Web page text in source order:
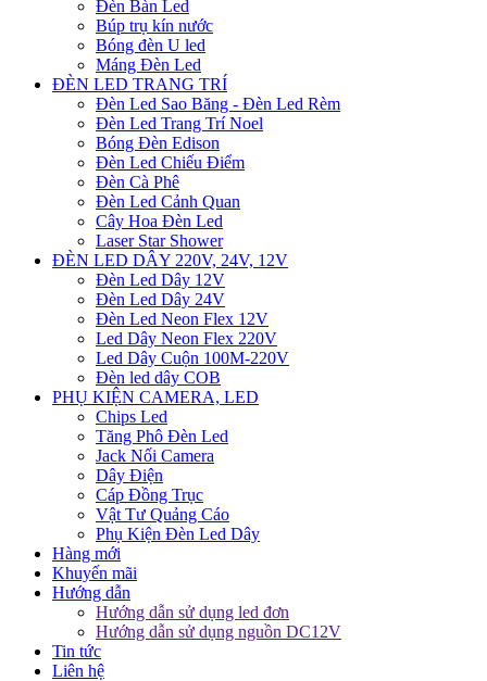
Đèn Bàn Led
Búp trụ kín nước
Bóng đèn U led
Máng Đèn Led
ĐÈN LED TRANG TRÍ
Đèn Led Sao Băng - Đèn Led Rèm
Đèn Led Trang Trí Noel
Bóng Đèn Edison
Đèn Led Chiếu Điểm
Đèn Cà Phê
Đèn Led Cảnh Quan
Cây Hoa Đèn Led
Laser Star Shower
ĐÈN LED DÂY 220V, 24V, 12V
Đèn Led Dây 12V
Đèn Led Dây 24V
Đèn Led Neon Flex 12V
Led Dây Neon Flex 220V
Led Dây Cuộn 100M-220V
Đèn led dây COB
PHỤ KIỆN CAMERA, LED
Chips Led
Tăng Phô Đèn Led
Jack Nối Camera
Dây Điện
Cáp Đồng Trục
Vật Tư Quảng Cáo
Phụ Kiện Đèn Led Dây
Hàng mới
Khuyến mãi
Hướng dẫn
Hướng dẫn sử dụng led đơn
Hướng dẫn sử dụng nguồn DC12V
Tin tức
Liên hệ